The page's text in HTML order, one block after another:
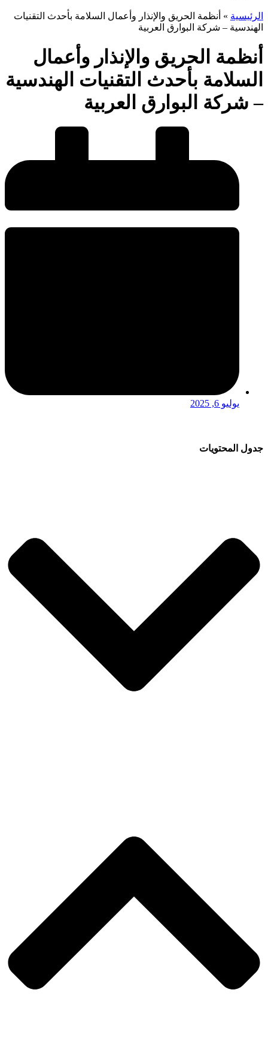
الرئيسية » أنظمة الحريق والإنذار وأعمال السلامة بأحدث التقنيات
الهندسية – شركة البوارق العربية
أنظمة الحريق والإنذار وأعمال
السلامة بأحدث التقنيات الهندسية
– شركة البوارق العربية
يوليو 6, 2025
جدول المحتويات